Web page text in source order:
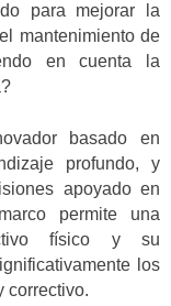
para mejorar la
mantenimiento de
en cuenta la
basado en
profundo, y
apoyado en
permite una
físico y su
los
correctivo.